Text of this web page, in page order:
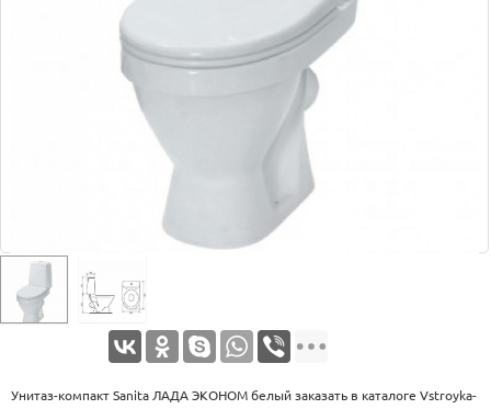
Унитаз-компакт Sanita ЛАДА ЭКОНОМ белый заказать в каталоге Vstroyka-